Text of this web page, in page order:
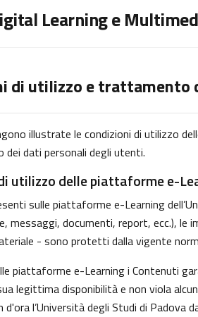
Learning e
di utilizzo e trattamento
illustrate le condizioni di utilizzo
dati personali degli utenti.
utilizzo delle piattaforme e-
sulle piattaforme e-Learning
messaggi, documenti, report, ecc.), le
- sono protetti dalla vigente
piattaforme e-Learning i Contenuti
legittima disponibilità e non viola
d'ora l’Università degli Studi di